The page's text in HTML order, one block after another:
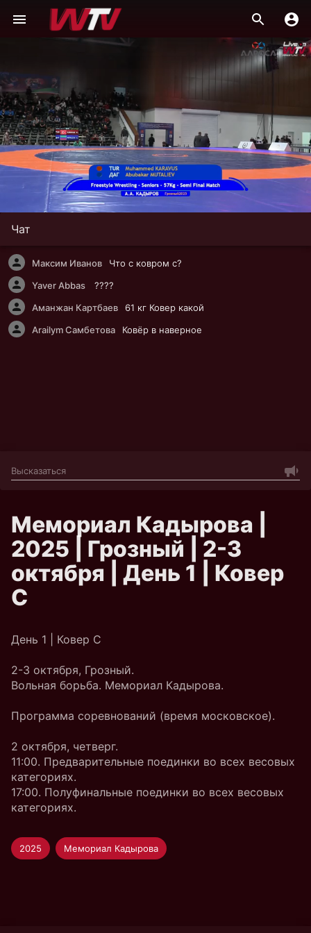
Чат
Arailym Самбетова Ковёр в наверное
Аманжан Картбаев 61 кг Ковер какой
Yaver Abbas ????
Максим Иванов Что с ковром с?
Мемориал Кадырова |
2025 | Грозный | 2-3
октября | День 1 | Ковер
C
День 1 | Ковер C
2-3 октября, Грозный.
Вольная борьба. Мемориал Кадырова.
Программа соревнований (время московское).
2 октября, четверг.
11:00. Предварительные поединки во всех весовых
категориях.
17:00. Полуфинальные поединки во всех весовых
категориях.
2025 Мемориал Кадырова